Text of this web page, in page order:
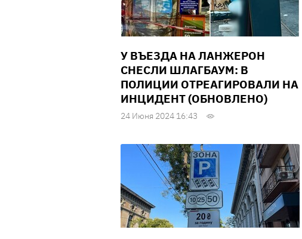
У ВЪЕЗДА НА ЛАНЖЕРОН
СНЕСЛИ ШЛАГБАУМ: В
ПОЛИЦИИ ОТРЕАГИРОВАЛИ НА
ИНЦИДЕНТ (ОБНОВЛЕНО)
24 Июня 2024 16:43